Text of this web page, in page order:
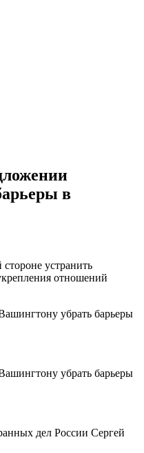
в
устранить
отношений
дел России Сергей